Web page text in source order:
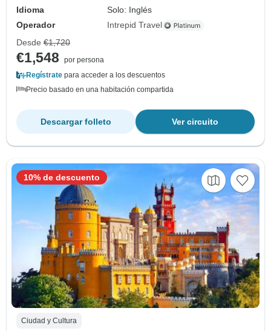
Idioma
Solo: Inglés
Operador
Intrepid Travel
Desde €1,720
€1,548
por persona
Regístrate para acceder a los descuentos
Precio basado en una habitación compartida
Ver circuito
Descargar folleto
Ciudad y Cultura
10% de descuento